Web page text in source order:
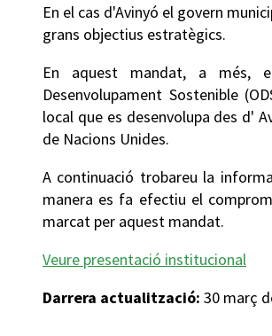
En el cas d'Avinyó el govern
grans objectius estratègics.
En aquest mandat, a més,
Desenvolupament Sostenible
local que es desenvolupa des d'
de Nacions Unides.
A continuació trobareu la
manera es fa efectiu el
marcat per aquest mandat.
Veure presentació institucional
Darrera actualització: 30 març